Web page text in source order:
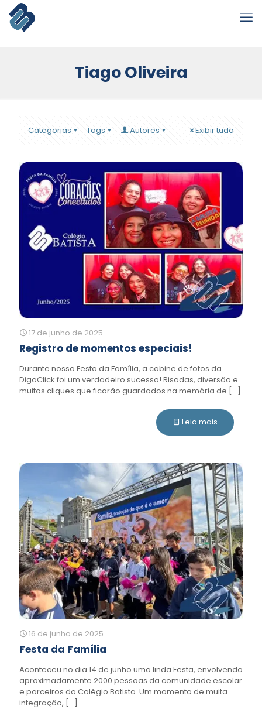
Tiago Oliveira
Categorias Tags Autores Exibir tudo
17 de junho de 2025
Registro de momentos especiais!
Durante nossa Festa da Família, a cabine de fotos da
DigaClick foi um verdadeiro sucesso! Risadas, diversão e
muitos cliques que ficarão guardados na memória de […]
Leia mais
16 de junho de 2025
Festa da Família
Aconteceu no dia 14 de junho uma linda Festa, envolvendo
aproximadamente 2000 pessoas da comunidade escolar
e parceiros do Colégio Batista. Um momento de muita
integração, […]